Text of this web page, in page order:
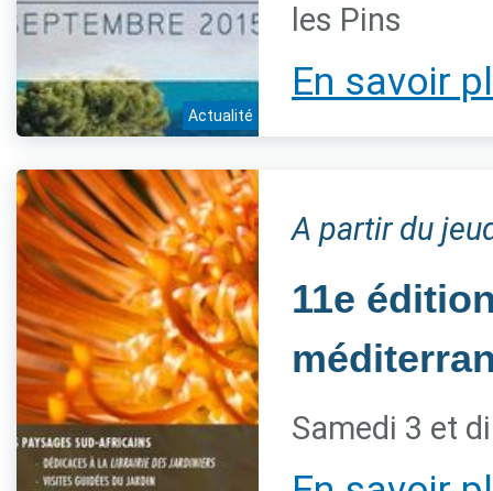
Actualité
les Pins
En savoir
A partir du
11e
Samedi 3 et